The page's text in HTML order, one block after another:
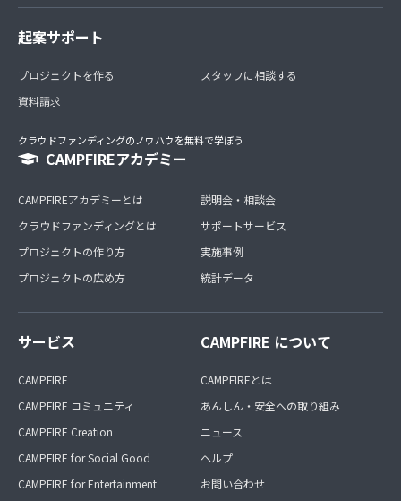
起案サポート
プロジェクトを作る
資料請求
スタッフに相談する
クラウドファンディングのノウハウを無料で学ぼう
CAMPFIREアカデミー
CAMPFIREアカデミーとは
クラウドファンディングとは
プロジェクトの作り方
プロジェクトの広め方
説明会・相談会
サポートサービス
実施事例
統計データ
サービス
CAMPFIRE
CAMPFIRE コミュニティ
CAMPFIRE Creation
CAMPFIRE for Social Good
CAMPFIRE for Entertainment
CAMPFIRE について
CAMPFIREとは
あんしん・安全への取り組み
ニュース
ヘルプ
お問い合わせ